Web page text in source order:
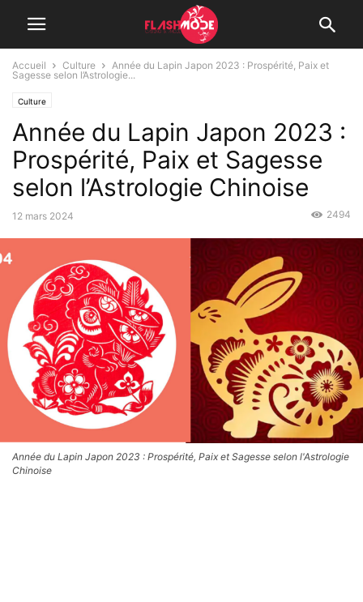
Accueil Culture
Année du Lapin Japon 2023 : Prospérité, Paix et
Sagesse selon l’Astrologie...
Culture
Année du Lapin Japon 2023 :
Prospérité, Paix et Sagesse
selon l’Astrologie Chinoise
12 mars 2024 2494
Année du Lapin Japon 2023 : Prospérité, Paix et Sagesse selon l'Astrologie
Chinoise